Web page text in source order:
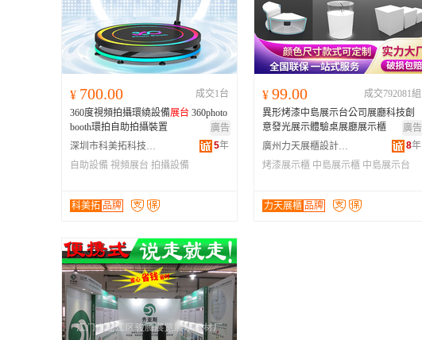
¥ 700.00
成交1台
360度視頻拍攝環繞設備展台 360photo
booth環拍自助拍攝裝置
廣告
深圳市科美拓科技有限公司
5年
自助設備 視頻展台 拍攝設備
科美拓 品牌
¥ 99.00
成交792081組
異形烤漆中島展示台公司展廳科技創
意發光展示體驗桌展廳展示櫃
廣告
廣州力天展櫃設計制作有限公司
8年
烤漆展示櫃 中島展示櫃 中島展示台
力天展櫃 品牌